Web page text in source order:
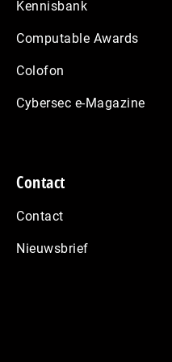
Kennisbank
Computable Awards
Colofon
Cybersec e-Magazine
Contact
Contact
Nieuwsbrief